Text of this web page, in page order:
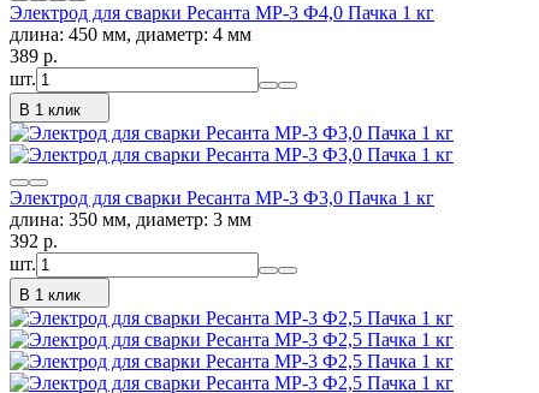
Электрод для сварки Ресанта МР-3 Ф4,0 Пачка 1 кг
длина: 450 мм, диаметр: 4 мм
389 p.
шт.
В 1 клик
Электрод для сварки Ресанта МР-3 Ф3,0 Пачка 1 кг
длина: 350 мм, диаметр: 3 мм
392 p.
шт.
В 1 клик